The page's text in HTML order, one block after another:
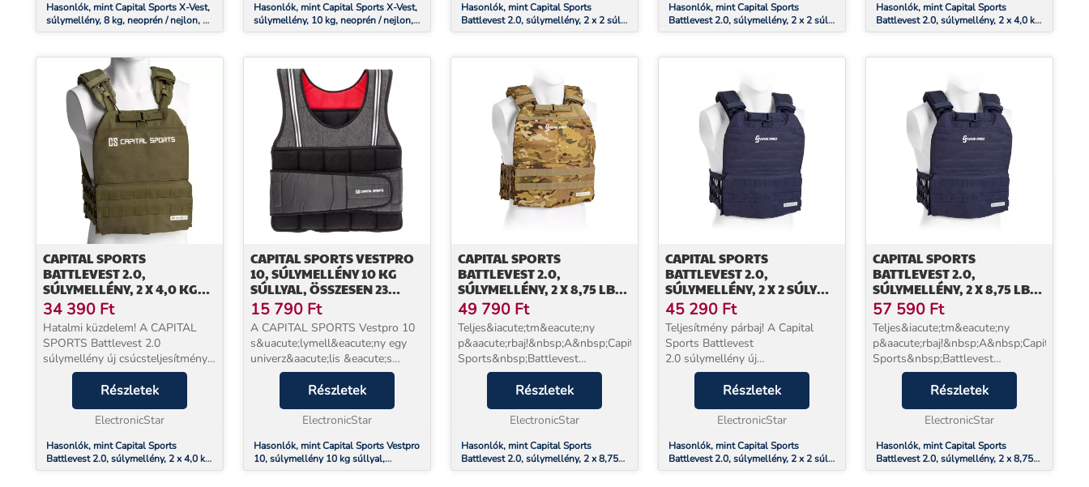
Hasonlók, mint Capital Sports X-Vest,
súlymellény, 8 kg, neoprén / nejlon, 2
mellkas heveder, fekete
Hasonlók, mint Capital Sports X-Vest,
súlymellény, 10 kg, neoprén / nejlon,
2 mellkas heveder, fekete
Hasonlók, mint Capital Sports
Battlevest 2.0, súlymellény, 2 x 2 súly
2,6 & 4,0 kg, fekete
Hasonlók, mint Capital Sports
Battlevest 2.0, súlymellény, 2 x 2 súly
2,6 & 4,0 kg, olívazöld
Hasonlók, mint Capital Sports
Battlevest 2.0, súlymellény, 2 x 4,0 kg
súly, fekete
CAPITAL SPORTS
BATTLEVEST 2.0,
SÚLYMELLÉNY, 2 X 4,0 KG
SÚLY, OLÍVAZÖLD
34 390 Ft
Hatalmi küzdelem! A CAPITAL
SPORTS Battlevest 2.0
súlymellény új csúcsteljesítményt
ad izmainak és az
állóképességének. Az eredeti
modellt a katonaság golyóálló
mellényként tervezte, és ötvözi a
Részletek
ElectronicStar
Hasonlók, mint Capital Sports
Battlevest 2.0, súlymellény, 2 x 4,0 kg
súly, olívazöld
CAPITAL SPORTS VESTPRO
10, SÚLYMELLÉNY 10 KG
SÚLLYAL, ÖSSZESEN 23
DARAB SÚLLYAL
15 790 Ft
A CAPITAL SPORTS Vestpro 10
s&uacute;lymell&eacute;ny egy
univerz&aacute;lis &eacute;s
sokoldal&uacute;
kieg&eacute;sz&iacute;tő minden
gyakorlat sor&aacute;n főleg
akkor, ha nagyobb
Részletek
ElectronicStar
Hasonlók, mint Capital Sports Vestpro
10, súlymellény 10 kg súllyal,
összesen 23 darab súllyal
CAPITAL SPORTS
BATTLEVEST 2.0,
SÚLYMELLÉNY, 2 X 8,75 LBS
(4,0 KG) SÚLY, CAMO
49 790 Ft
Teljes&iacute;tm&eacute;ny
p&aacute;rbaj!&nbsp;A&nbsp;Capital
Sports&nbsp;Battlevest
2.0&nbsp;s&uacute;lymell&eacute;ny&nbsp;&uacute;j
teljes&iacute;tm&eacute;nyszintet
hoz izmai &eacute;s a kitart&aa...
Részletek
ElectronicStar
Hasonlók, mint Capital Sports
Battlevest 2.0, súlymellény, 2 x 8,75
lbs (4,0 kg) súly, camo
CAPITAL SPORTS
BATTLEVEST 2.0,
SÚLYMELLÉNY, 2 X 2 SÚLY
5,75 (2,6) ÉS 8,75 LBS (4,0
KG), KÉK
45 290 Ft
Teljesítmény párbaj! A Capital
Sports Battlevest
2.0 súlymellény új
teljesítményszintet hoz izmai és a
kitartása számára. Az eredeti
modellt a katonaság fejlesztette ki
golyóálló mellényként. Ötvözi a...
Részletek
ElectronicStar
Hasonlók, mint Capital Sports
Battlevest 2.0, súlymellény, 2 x 2 súly
5,75 (2,6) és 8,75 lbs (4,0 kg), kék
CAPITAL SPORTS
BATTLEVEST 2.0,
SÚLYMELLÉNY, 2 X 8,75 LBS
(4,0 KG) SÚLY, KÉK
57 590 Ft
Teljes&iacute;tm&eacute;ny
p&aacute;rbaj!&nbsp;A&nbsp;Capital
Sports&nbsp;Battlevest
teljes&iacute;tm&eacute;nyszintet
hoz izmai &eacute;s a kitart&aa...
Részletek
ElectronicStar
Hasonlók, mint Capital Sports
Battlevest 2.0, súlymellény, 2 x 8,75
lbs (4,0 kg) súly, kék